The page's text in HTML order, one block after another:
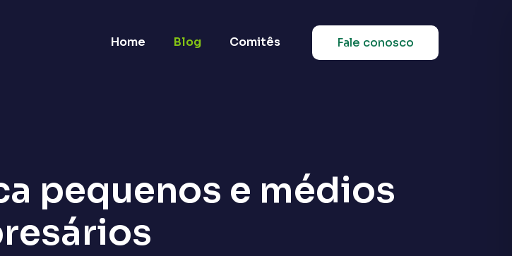
Home Blog Comitês Fale conosco
pequenos e médios